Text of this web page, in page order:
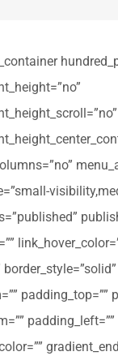
padding_top=””
padding_left=””